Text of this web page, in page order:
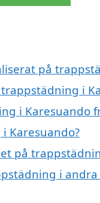
på
i
i Karesuando
Karesuando?
på
i